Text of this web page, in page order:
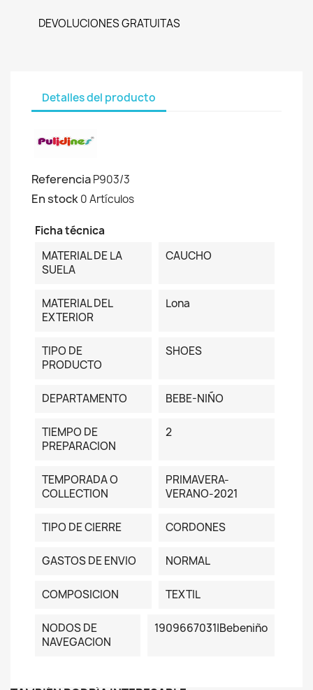
DEVOLUCIONES GRATUITAS
Detalles del producto
ReferenciaP903/3
En stock0 Artículos
Ficha técnica
MATERIAL DE LA
SUELA
CAUCHO
MATERIAL DEL
EXTERIOR
Lona
TIPO DE
PRODUCTO
SHOES
DEPARTAMENTO BEBE-NIÑO
TIEMPO DE
PREPARACION
2
TEMPORADA O
COLLECTION
PRIMAVERA-
VERANO-2021
TIPO DE CIERRE CORDONES
GASTOS DE ENVIO NORMAL
COMPOSICION TEXTIL
NODOS DE
NAVEGACION
1909667031|bebeniño